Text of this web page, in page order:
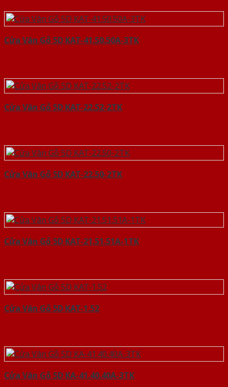
Cửa Vân Gỗ 5D KAT-41.50.50A-3TK
Cửa Vân Gỗ 5D KAT-22.52-2TK
Cửa Vân Gỗ 5D KAT-22.50-2TK
Cửa Vân Gỗ 5D KAT-21.51.51A-1TK
Cửa Vân Gỗ 5D KAT-1.52
Cửa Vân Gỗ 5D KA-41.40.40A-3TK